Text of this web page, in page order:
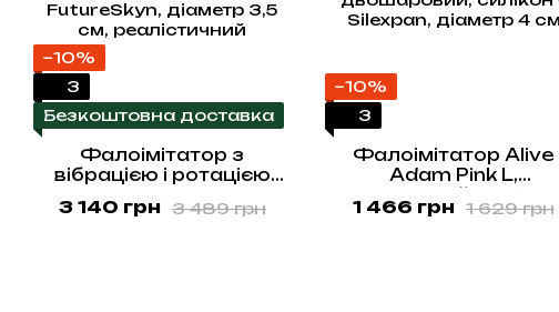
−10%
3
Безкоштовна доставка
Фалоімітатор з
вібрацією і ротацією
FutureSkyn, діаметр 3,5
3 489 грн
3 140 грн
−10%
3
Фалоімітатор Alive
Adam Pink L,
двошаровий, силікон
Silexpan, діаметр 4 см
1 629 грн
1 466 грн